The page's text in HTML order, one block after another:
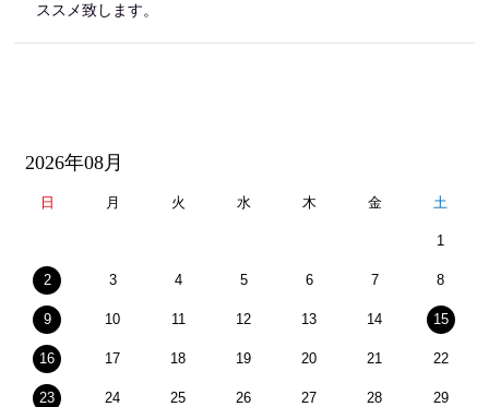
ススメ致します。
2026年08月
日 月 火 水 木 金 土
1
2 3 4 5 6 7 8
9 10 11 12 13 14 15
16 17 18 19 20 21 22
23 24 25 26 27 28 29